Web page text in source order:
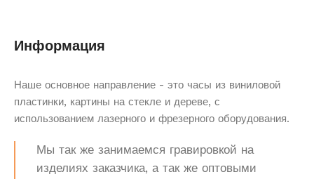
Информация
Наше основное направление - это часы из виниловой
пластинки, картины на стекле и дереве, с
использованием лазерного и фрезерного оборудования.
Мы так же занимаемся гравировкой на
изделиях заказчика, а так же оптовыми